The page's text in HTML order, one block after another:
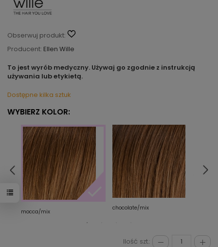
Obserwuj produkt:
Producent: Ellen Wille
To jest wyrób medyczny. Używaj go zgodnie z instrukcją
używania lub etykietą.
Dostępne kilka sztuk
WYBIERZ KOLOR:
mocca/mix
chocolate/mix
Ilość szt.: